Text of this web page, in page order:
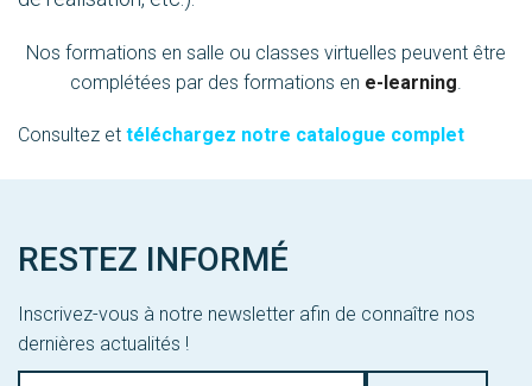
Nos formations en salle ou classes virtuelles peuvent être
complétées par des formations en e-learning.
Consultez et téléchargez notre catalogue complet
RESTEZ INFORMÉ
Inscrivez-vous à notre newsletter afin de connaître nos
dernières actualités !